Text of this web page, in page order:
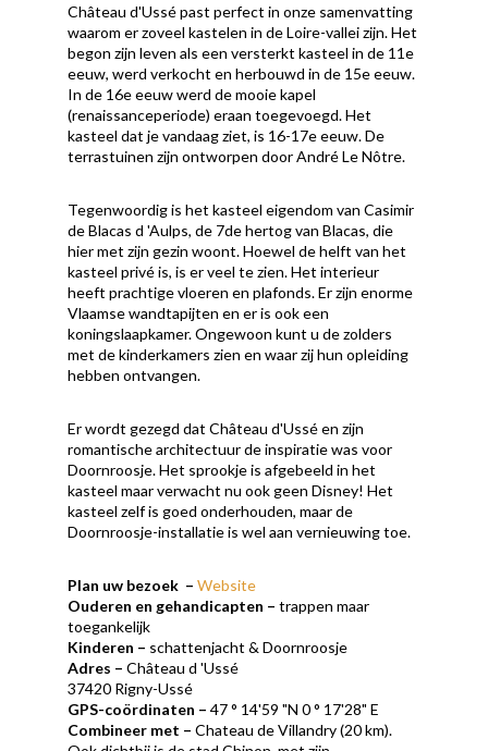
Château d'Ussé past perfect in onze samenvatting
waarom er zoveel kastelen in de Loire-vallei zijn. Het
begon zijn leven als een versterkt kasteel in de 11e
eeuw, werd verkocht en herbouwd in de 15e eeuw.
In de 16e eeuw werd de mooie kapel
(renaissanceperiode) eraan toegevoegd. Het
kasteel dat je vandaag ziet, is 16-17e eeuw. De
terrastuinen zijn ontworpen door André Le Nôtre.
Tegenwoordig is het kasteel eigendom van Casimir
de Blacas d 'Aulps, de 7de hertog van Blacas, die
hier met zijn gezin woont. Hoewel de helft van het
kasteel privé is, is er veel te zien. Het interieur
heeft prachtige vloeren en plafonds. Er zijn enorme
Vlaamse wandtapijten en er is ook een
koningslaapkamer. Ongewoon kunt u de zolders
met de kinderkamers zien en waar zij hun opleiding
hebben ontvangen.
Er wordt gezegd dat Château d'Ussé en zijn
romantische architectuur de inspiratie was voor
Doornroosje. Het sprookje is afgebeeld in het
kasteel maar verwacht nu ook geen Disney! Het
kasteel zelf is goed onderhouden, maar de
Doornroosje-installatie is wel aan vernieuwing toe.
Plan uw bezoek – Website
Ouderen en gehandicapten – trappen maar
toegankelijk
Kinderen – schattenjacht & Doornroosje
Adres – Château d 'Ussé
37420 Rigny-Ussé
GPS-coördinaten – 47 ° 14'59 "N 0 ° 17'28" E
Combineer met – Chateau de Villandry (20 km).